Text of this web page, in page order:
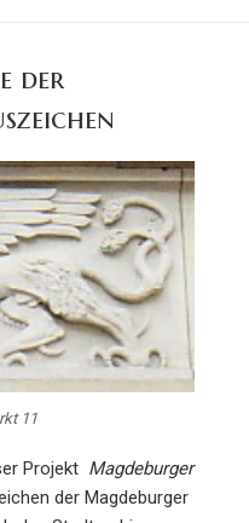
der
11
Projekt Magdeburger
der Magdeburger